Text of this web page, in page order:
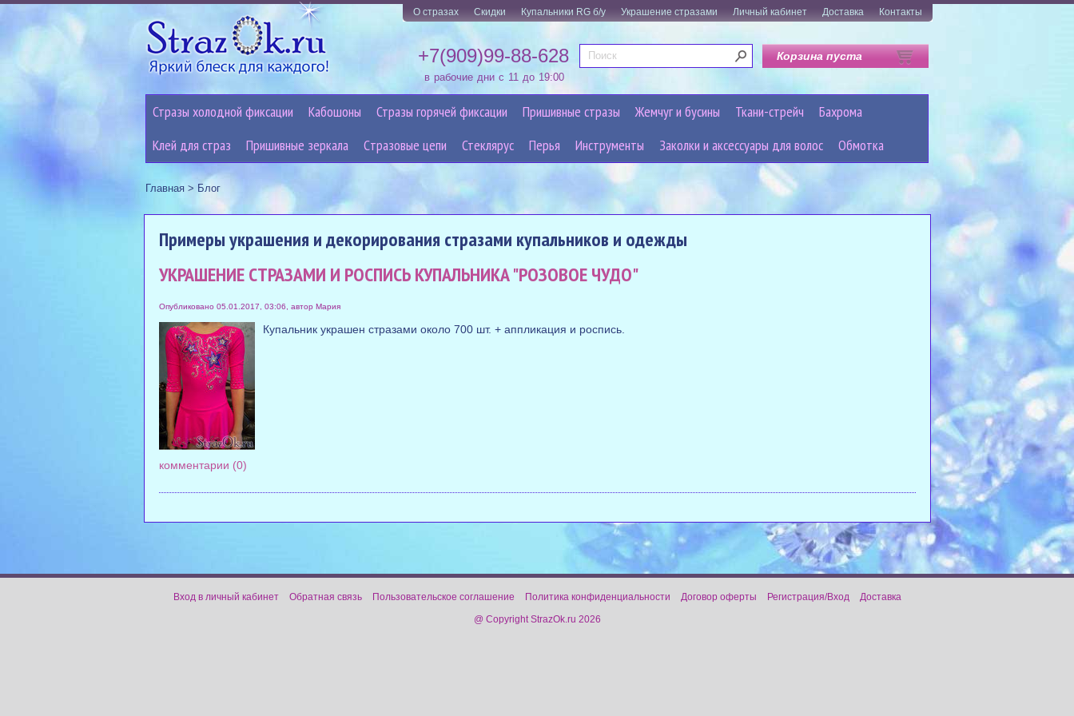
О стразах Скидки Купальники RG б/у Украшение стразами Личный кабинет Доставка Контакты
+7(909)99-88-628
в рабочие дни с 11 до 19:00
Корзина пуста
Стразы холодной фиксации Кабошоны Стразы горячей фиксации Пришивные стразы Жемчуг и бусины Ткани-стрейч
Бахрома
Клей для страз
Пришивные зеркала Cтразовые цепи Стеклярус Перья Инструменты Заколки и аксессуары для волос Обмотка
Главная > Блог
Примеры украшения и декорирования стразами купальников и одежды
УКРАШЕНИЕ СТРАЗАМИ И РОСПИСЬ КУПАЛЬНИКА "РОЗОВОЕ ЧУДО"
Опубликовано 05.01.2017, 03:06, автор Мария
Купальник украшен стразами около 700 шт. + аппликация и роспись.
комментарии (0)
Вход в личный кабинет Обратная связь Пользовательское соглашение Политика конфиденциальности Договор оферты Регистрация/Вход
Доставка
@ Copyright StrazOk.ru 2026